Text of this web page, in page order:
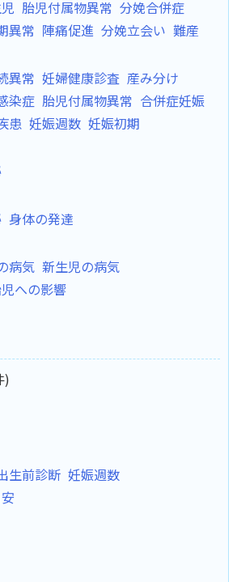
胎児付属物異常 分娩合併症
異常 陣痛促進 分娩立会い 難産
異常 妊婦健康診査 産み分け
染症 胎児付属物異常 合併症妊娠
患 妊娠週数 妊娠初期
身体の発達
病気 新生児の病気
への影響
)
生前診断 妊娠週数